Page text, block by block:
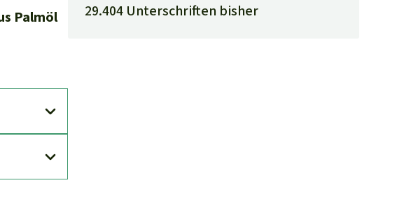
Palmöl
29.404 Unterschriften bisher